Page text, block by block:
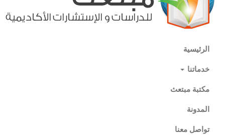
الرئيسية
خدماتنا
مكتبة مبتعث
المدونة
تواصل معنا